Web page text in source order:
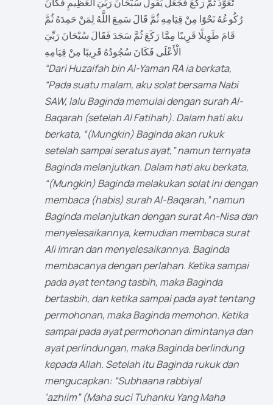
رُكُوعُهُ نَحْوًا مِنْ قِيَامِهِ ثُمَّ قَالَ سَمِعَ اللَّهُ لِمَنْ حَمِدَهُ ثُمَّ
قَامَ طَوِيلًا قَرِيبًا مِمَّا رَكَعَ ثُمَّ سَجَدَ فَقَالَ سُبْحَانَ رَبِّيَ
الْأَعْلَى فَكَانَ سُجُودُهُ قَرِيبًا مِنْ قِيَامِهِ
“Dari Huzaifah bin Al-Yaman RA ia berkata,
“Pada suatu malam, aku solat bersama Nabi
SAW, lalu Baginda memulai dengan surah Al-
Baqarah (setelah Al Fatihah). Dalam hati aku
berkata, “(Mungkin) Baginda akan rukuk
setelah sampai seratus ayat,” namun ternyata
Baginda melanjutkan. Dalam hati aku berkata,
“(Mungkin) Baginda melakukan solat ini dengan
membaca (habis) surah Al-Baqarah,” namun
Baginda melanjutkan dengan surat An-Nisa dan
menyelesaikannya, kemudian membaca surat
Ali Imran dan menyelesaikannya. Baginda
membacanya dengan perlahan. Ketika sampai
pada ayat tentang tasbih, maka Baginda
bertasbih, dan ketika sampai pada ayat tentang
permohonan, maka Baginda memohon. Ketika
sampai pada ayat permohonan dimintanya dan
ayat perlindungan, maka Baginda berlindung
kepada Allah. Setelah itu Baginda rukuk dan
mengucapkan: “Subhaana rabbiyal
‘azhiim” (Maha suci Tuhanku Yang Maha